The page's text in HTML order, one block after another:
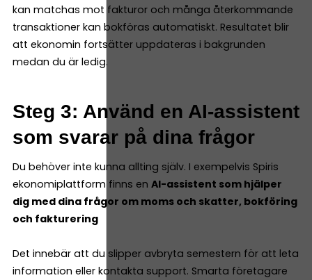
kan matchas mot fakturor och många återkommande
transaktioner kan bokföras automatiskt. Resultatet blir
att ekonomin fortsätter uppdateras i bakgrunden
medan du är ledig.
Steg 3: Använd en AI-assistent
som svarar på dina frågor
Du behöver inte kunna allting själv. I exempelvis Spiris
ekonomiplattform finns en AI-assistent som hjälper
dig med dina frågor om moms och skatter, bokföring
och fakturering
Det innebär att du slipper avbryta semestern för att leta
information eller kontakta support. Smarta företagare